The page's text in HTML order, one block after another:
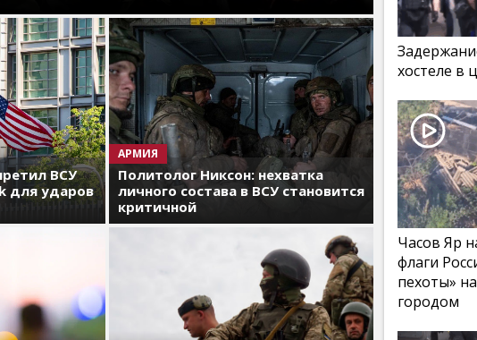
ВСУ
для ударов
АРМИЯ
Политолог Никсон: нехватка
личного состава в ВСУ становится
критичной
хостеле в
Часов Яр
флаги
пехоты»
городом